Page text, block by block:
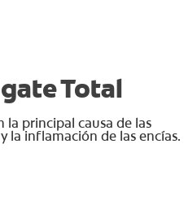
Total
la principal causa de las
la inflamación de las encías.